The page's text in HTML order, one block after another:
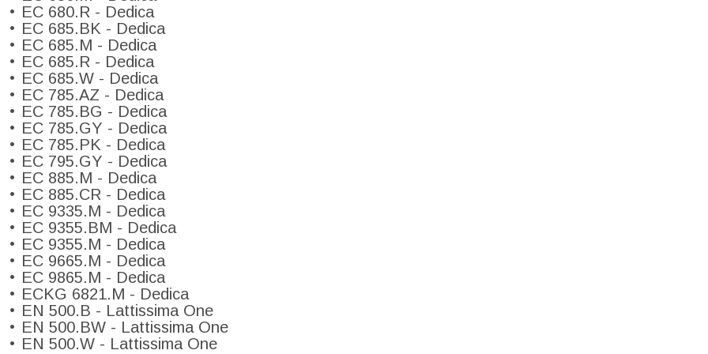
EC 680.R - Dedica
EC 685.BK - Dedica
EC 685.M - Dedica
EC 685.R - Dedica
EC 685.W - Dedica
EC 785.AZ - Dedica
EC 785.BG - Dedica
EC 785.GY - Dedica
EC 785.PK - Dedica
EC 795.GY - Dedica
EC 885.M - Dedica
EC 885.CR - Dedica
EC 9335.M - Dedica
EC 9355.BM - Dedica
EC 9355.M - Dedica
EC 9665.M - Dedica
EC 9865.M - Dedica
ECKG 6821.M - Dedica
EN 500.B - Lattissima One
EN 500.BW - Lattissima One
EN 500.W - Lattissima One